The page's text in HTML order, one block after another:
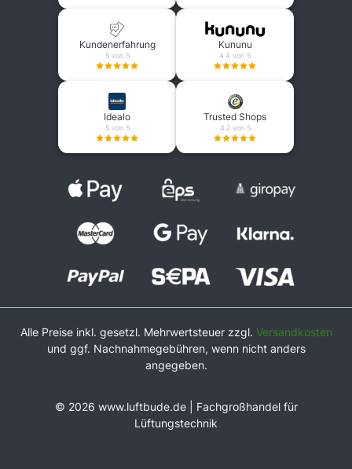
Kundenerfahrung
5 von 5
Kununu
4.4 von 5
Idealo
5 von 5
Trusted Shops
4.2 von 5
Alle Preise inkl. gesetzl. Mehrwertsteuer zzgl. Versandkosten
und ggf. Nachnahmegebühren, wenn nicht anders
angegeben.
© 2026 www.luftbude.de | Fachgroßhandel für
Lüftungstechnik